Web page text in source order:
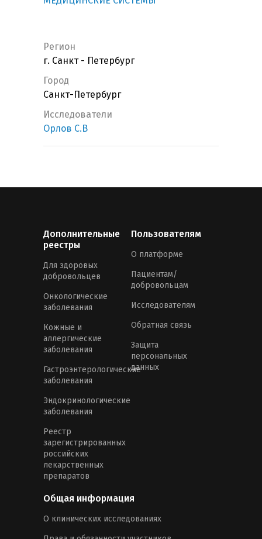
Регион
г. Санкт - Петербург
Город
Санкт-Петербург
Исследователи
Орлов С.В
Дополнительные
реестры
Для здоровых
добровольцев
Онкологические
заболевания
Кожные и
аллергические
заболевания
Гастроэнтерологические
заболевания
Эндокринологические
заболевания
Реестр
зарегистрированных
российских
лекарственных
препаратов
Пользователям
О платформе
Пациентам/
добровольцам
Исследователям
Обратная связь
Защита
персональных
данных
Общая информация
О клинических исследованиях